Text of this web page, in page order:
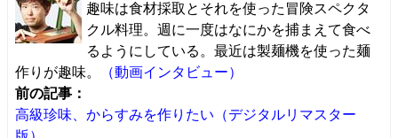
趣味は食材採取とそれを使った冒険スペクタ
クル料理。週に一度はなにかを捕まえて食べ
るようにしている。最近は製麺機を使った麺
作りが趣味。
（動画インタビュー）
前の記事：
高級珍味、からすみを作りたい（デジタルリマスター